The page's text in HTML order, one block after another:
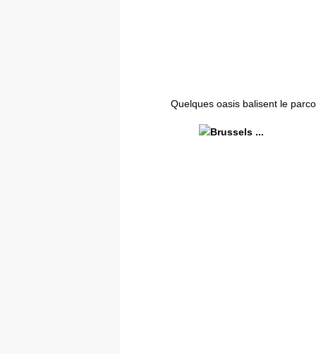
Quelques oasis balisent le